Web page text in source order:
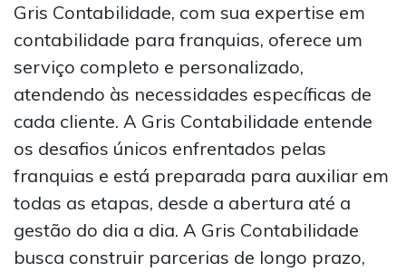
Gris Contabilidade, com sua expertise em
contabilidade para franquias, oferece um
serviço completo e personalizado,
atendendo às necessidades específicas de
cada cliente. A Gris Contabilidade entende
os desafios únicos enfrentados pelas
franquias e está preparada para auxiliar em
todas as etapas, desde a abertura até a
gestão do dia a dia. A Gris Contabilidade
busca construir parcerias de longo prazo,